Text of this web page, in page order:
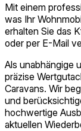
Mit einem
was Ihr
erhalten Sie das
oder per E-Mail
Als unabhängige
präzise
Caravans. Wir
und
hochwertige
aktuellen